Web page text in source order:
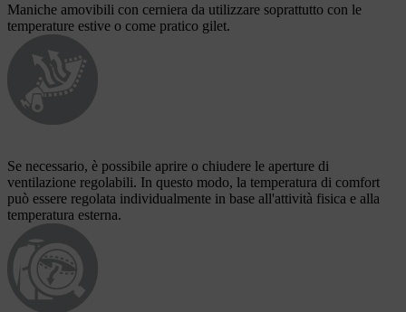
Maniche amovibili con cerniera da utilizzare soprattutto con le
temperature estive o come pratico gilet.
Se necessario, è possibile aprire o chiudere le aperture di
ventilazione regolabili. In questo modo, la temperatura di comfort
può essere regolata individualmente in base all'attività fisica e alla
temperatura esterna.